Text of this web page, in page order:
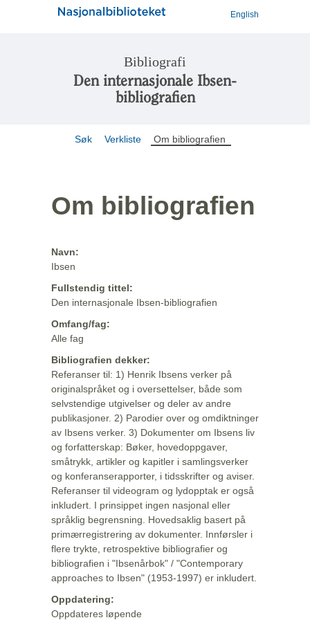
English
Bibliografi
Den internasjonale Ibsen-
bibliografien
Søk Verkliste Om bibliografien
Om bibliografien
Navn:
Ibsen
Fullstendig tittel:
Den internasjonale Ibsen-bibliografien
Omfang/fag:
Alle fag
Bibliografien dekker:
Referanser til: 1) Henrik Ibsens verker på
originalspråket og i oversettelser, både som
selvstendige utgivelser og deler av andre
publikasjoner. 2) Parodier over og omdiktninger
av Ibsens verker. 3) Dokumenter om Ibsens liv
og forfatterskap: Bøker, hovedoppgaver,
småtrykk, artikler og kapitler i samlingsverker
og konferanserapporter, i tidsskrifter og aviser.
Referanser til videogram og lydopptak er også
inkludert. I prinsippet ingen nasjonal eller
språklig begrensning. Hovedsaklig basert på
primærregistrering av dokumenter. Innførsler i
flere trykte, retrospektive bibliografier og
bibliografien i "Ibsenårbok" / "Contemporary
approaches to Ibsen" (1953-1997) er inkludert.
Oppdatering:
Oppdateres løpende